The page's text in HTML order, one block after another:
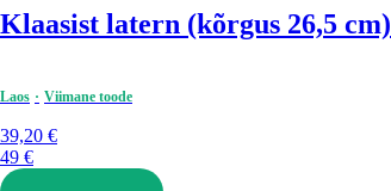
Klaasist latern (kõrgus 26,5
Laos Viimane toode
39,20 €
49 €